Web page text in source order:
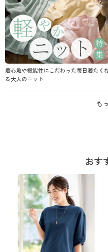
着心地や機能性にこだわった毎日着たく
る大人のニット
も
おす